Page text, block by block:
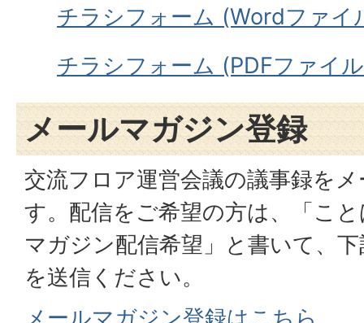
チラシフォーム (Wordファイ
チラシフォーム (PDFファイ
メールマガジン登録
交流フロア運営会議の議事録を
す。配信をご希望の方は、「こ
マガジン配信希望」と書いて、
を送信ください。